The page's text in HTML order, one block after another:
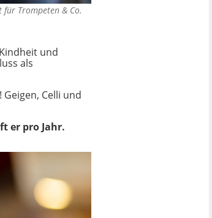
Trompeten & Co.
und
als
Celli und
er pro Jahr.